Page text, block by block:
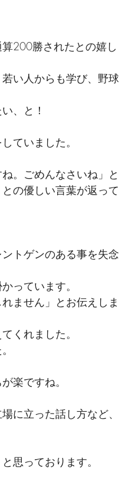
200勝されたとの嬉し
い人からも学び、野球
、と！
ていました。
。ごめんなさいね」と
の優しい言葉が返って
トゲンのある事を失念
っています。
ません」とお伝えしま
くれました。
楽ですね。
に立った話し方など、
思っております。